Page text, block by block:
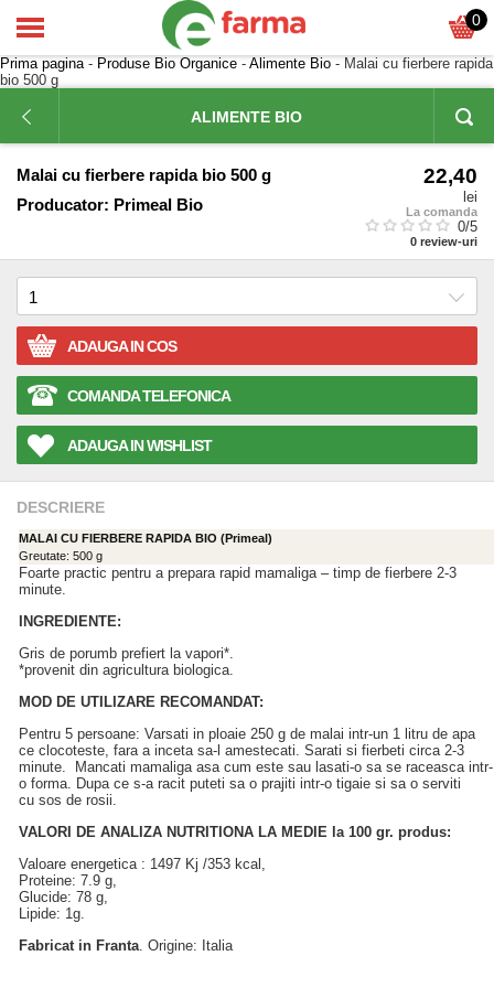
0
Prima pagina- Produse Bio Organice - Alimente Bio - Malai cu fierbere rapida
bio 500 g
ALIMENTE BIO
Malai cu fierbere rapida bio 500 g
Producator: Primeal Bio
22,40
lei
La comanda
0/5
0 review-uri
ADAUGA IN COS
COMANDA TELEFONICA
ADAUGA IN WISHLIST
DESCRIERE
MALAI CU FIERBERE RAPIDA BIO (Primeal)
Greutate: 500 g
Foarte practic pentru a prepara rapid mamaliga – timp de fierbere 2-3
minute.
INGREDIENTE:
Gris de porumb prefiert la vapori*.
*provenit din agricultura biologica.
MOD DE UTILIZARE RECOMANDAT:
Pentru 5 persoane: Varsati in ploaie 250 g de malai intr-un 1 litru de apa
ce clocoteste, fara a inceta sa-l amestecati. Sarati si fierbeti circa 2-3
minute. Mancati mamaliga asa cum este sau lasati-o sa se raceasca intr-
o forma. Dupa ce s-a racit puteti sa o prajiti intr-o tigaie si sa o serviti
cu sos de rosii.
VALORI DE ANALIZA NUTRITIONA LA MEDIE la 100 gr. produs:
Valoare energetica : 1497 Kj /353 kcal,
Proteine: 7.9 g,
Glucide: 78 g,
Lipide: 1g.
Fabricat in Franta. Origine: Italia